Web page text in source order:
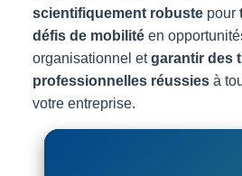
scientifiquement robuste pour
défis de mobilité en
organisationnel etgarantir des
professionnelles réussies à
votre entreprise.